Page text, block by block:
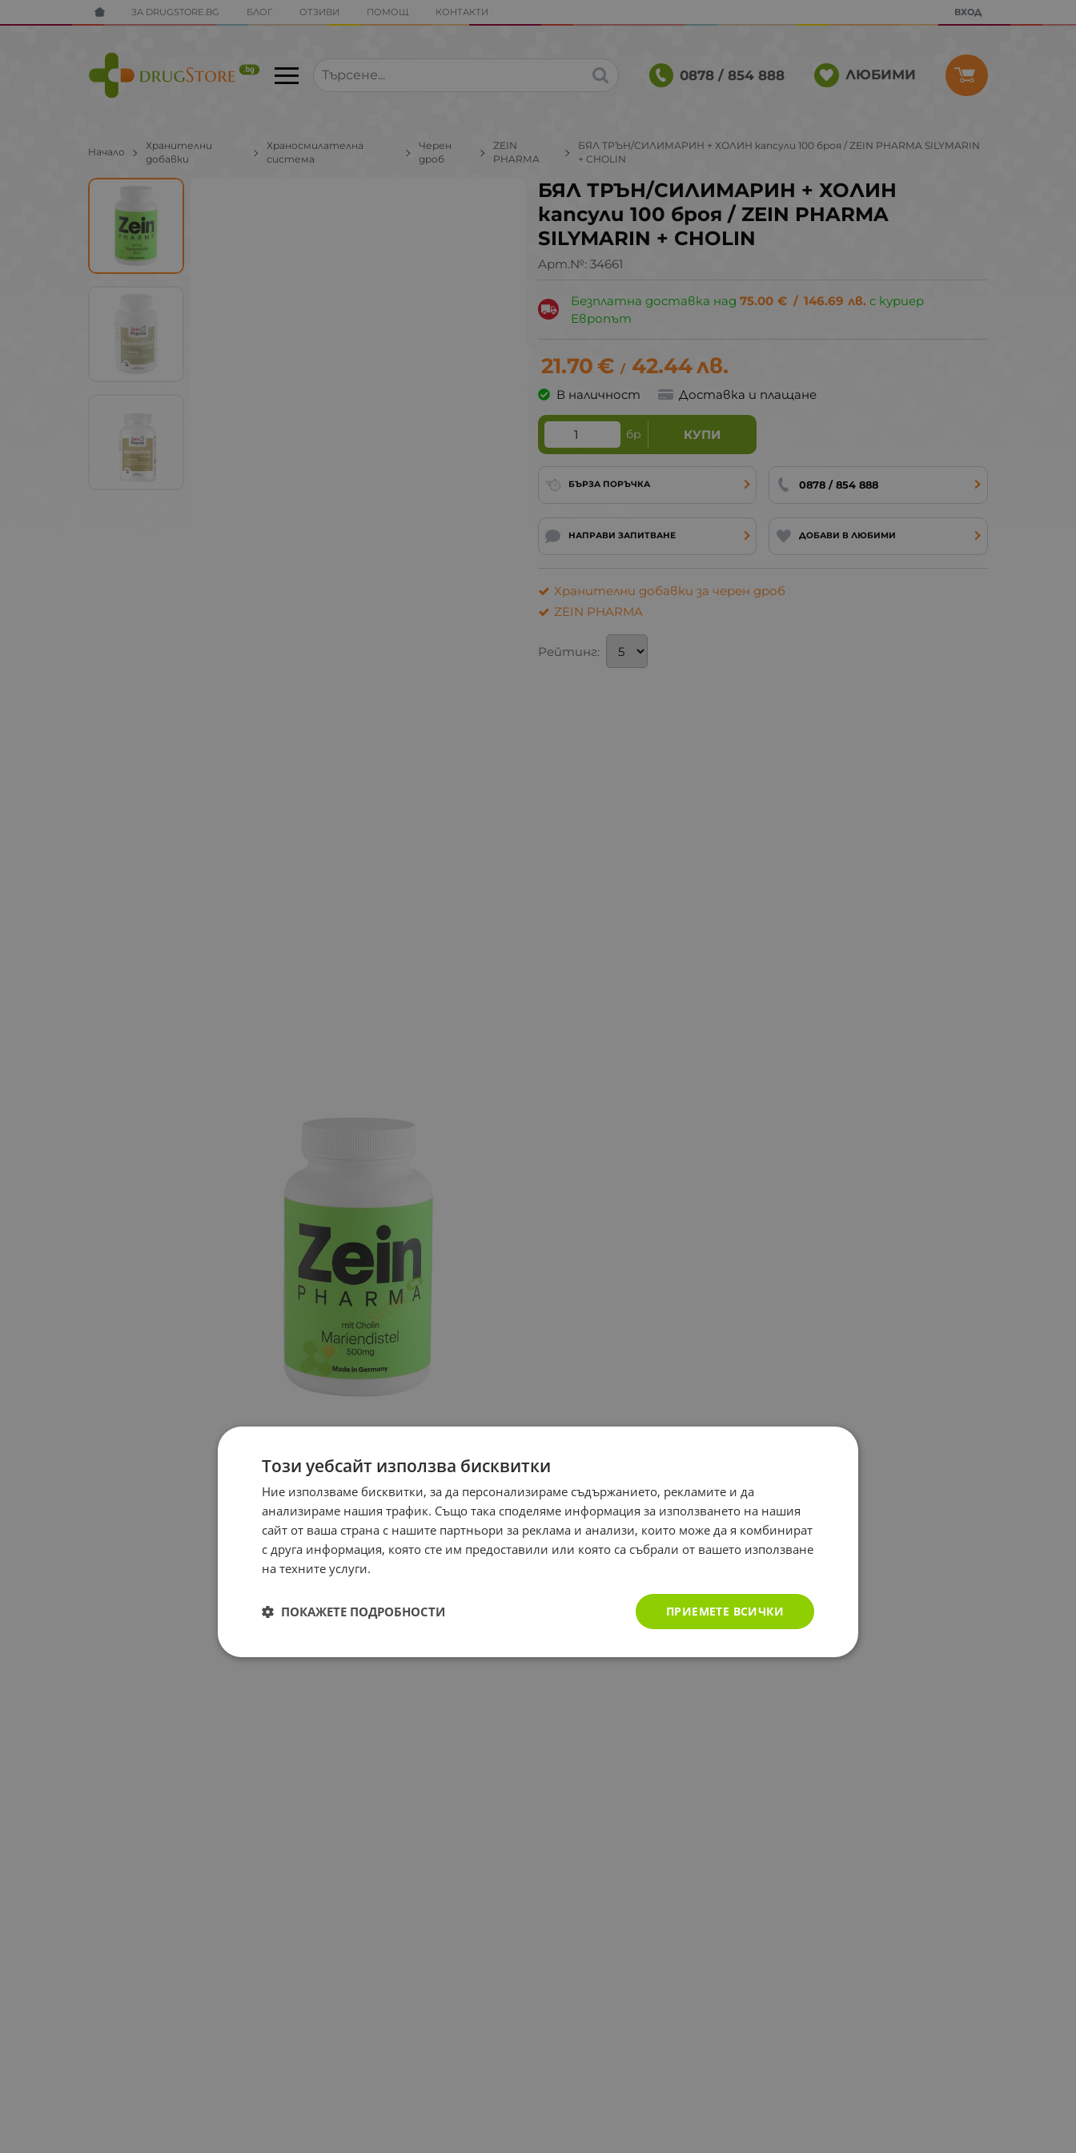
ЗА DRUGSTORE.BG БЛОГ ОТЗИВИ ПОМОЩ КОНТАКТИ ВХОД
0878 / 854 888 ЛЮБИМИ
Начало
Хранителни
добавки
Храносмилателна
система
Черен
дроб
ZEIN
PHARMA
БЯЛ ТРЪН/СИЛИМАРИН + ХОЛИН капсули 100 броя / ZEIN PHARMA SILYMARIN
+ CHOLIN
БЯЛ ТРЪН/СИЛИМАРИН + ХОЛИН
капсули 100 броя / ZEIN PHARMA
SILYMARIN + CHOLIN
Арт.№: 34661
Безплатна доставка над75.00 € / 146.69 лв. с куриер
Европът
21.70€ / 42.44лв.
В наличност Доставка и плащане
бр КУПИ
БЪРЗА ПОРЪЧКА 0878 / 854 888
НАПРАВИ ЗАПИТВАНЕ ДОБАВИ В ЛЮБИМИ
Хранителни добавки за черен дроб
ZEIN PHARMA
Рейтинг:
Този уебсайт използва бисквитки
Ние използваме бисквитки, за да персонализираме съдържанието, рекламите и да
анализираме нашия трафик. Също така споделяме информация за използването на нашия
сайт от ваша страна с нашите партньори за реклама и анализи, които може да я комбинират
с друга информация, която сте им предоставили или която са събрали от вашето използване
на техните услуги.
ПРИЕМЕТЕ ВСИЧКИ
ПОКАЖЕТЕ ПОДРОБНОСТИ